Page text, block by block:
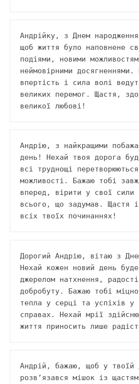
Андрійку, з Днем
щоб життя було наповнене
подіями, новими
неймовірними досягненнями.
впертість і сила волі
великих перемог. Щастя,
великої любові!
Андрію, з найкращими
день! Нехай твоя дорога
всі труднощі
можливості. Бажаю тобі
вперед, вірити у свої сили
всього, що задумав. Щастя
всіх твоїх починаннях!
Дорогий Андрію, вітаю з
Нехай кожен новий день
джерелом натхнення,
добробуту. Бажаю тобі
тепла у серці та успіхів у
справах. Нехай мрії
життя приносить лише
Андрій, бажаю, щоб у твоїй
розв’язався мішок із